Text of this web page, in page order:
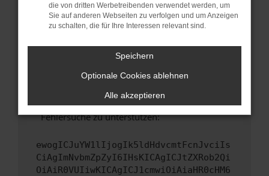
Sicherheitsrisiko, sondern kann auch dazu
führen, dass bestimmte Funktionen nicht mehr
unterstützt werden.
Wende dich an den Webseitenbetreiber.
Wenn du alle oben genannten Schritte versucht
hast, kontaktiere uns bitte. Wir werden
versuchen, das Problem zu beheben. Du kannst
uns diesen Text schicken, um uns bei der
Fehlersuche zu unterstützen:
ewogICJuYW1lIjogIk5ldHdvcmtFcnJvciIs
CiAgImNvbmZpZyI6IHsKICAgICJtZXRob2Qi
OiAiR0VUIiwKICAgICJ1cmwiOiAiaHR0cHM6
die von dritten Werbetreibenden verwendet werden, um
Sie auf anderen Webseiten zu verfolgen und um Anzeigen
zu schalten, die für Ihre Interessen relevant sind.
Speichern
Optionale Cookies ablehnen
Alle akzeptieren